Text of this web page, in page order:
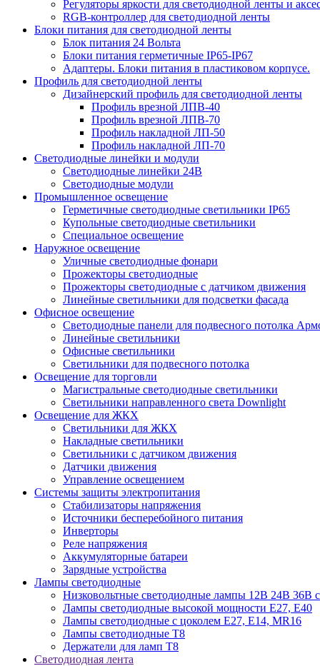
Регуляторы яркости для светодиодной ленты и
RGB-контроллер для светодиодной ленты
Блоки питания для светодиодной ленты
Блок питания 24 Вольта
Блоки питания герметичные IP65-IP67
Адаптеры. Блоки питания в пластиковом корпусе.
Профиль для светодиодной ленты
Дизайнерский профиль для светодиодной ленты
Профиль врезной ЛПВ-40
Профиль врезной ЛПВ-70
Профиль накладной ЛП-50
Профиль накладной ЛП-70
Светодиодные линейки и модули
Светодиодные линейки 24В
Светодиодные модули
Промышленное освещение
Герметичные светодиодные светильники IP65
Купольные светодиодные светильники
Специальное освещение
Наружное освещение
Уличные светодиодные фонари
Прожекторы светодиодные
Прожекторы светодиодные с датчиком движения
Линейные светильники для подсветки фасада
Офисное освещение
Cветодиодные панели для подвесного потолка
Линейные светильники
Офисные светильники
Светильники для подвесного потолка
Освещение для торговли
Магистральные светодиодные светильники
Светильники направленного света Downlight
Освещение для ЖКХ
Светильники для ЖКХ
Накладные светильники
Светильники с датчиком движения
Датчики движения
Управление освещением
Системы защиты электропитания
Стабилизаторы напряжения
Источники бесперебойного питания
Инверторы
Реле напряжения
Аккумуляторные батареи
Зарядные устройства
Лампы светодиодные
Низковольтные светодиодные лампы 12В 24В 36В
Лампы светодиодные высокой мощности Е27, Е40
Лампы светодиодные с цоколем Е27, Е14, MR16
Лампы светодиодные Т8
Держатели для ламп T8
Светодиодная лента